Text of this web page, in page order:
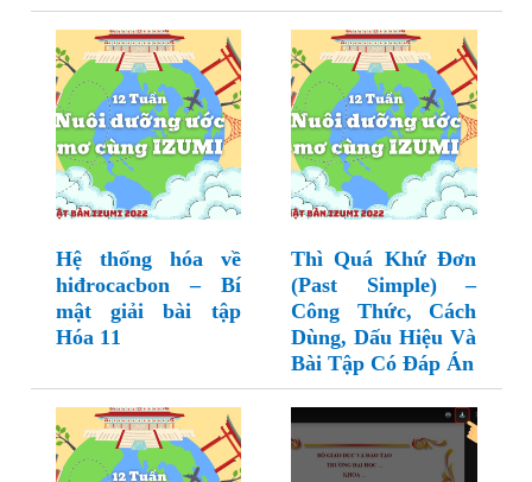
Hệ thống hóa về
hiđrocacbon – Bí
mật giải bài tập
Hóa 11
Thì Quá Khứ Đơn
(Past Simple) –
Công Thức, Cách
Dùng, Dấu Hiệu Và
Bài Tập Có Đáp Án